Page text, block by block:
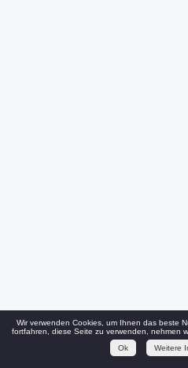
Wir verwenden Cookies, um Ihnen das beste
fortfahren, diese Seite zu verwenden, nehmen
Ok
Weitere